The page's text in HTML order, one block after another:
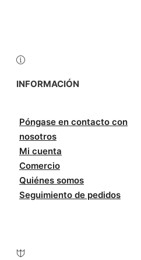
INFORMACIÓN
Póngase en contacto con
nosotros
Mi cuenta
Comercio
Quiénes somos
Seguimiento de pedidos